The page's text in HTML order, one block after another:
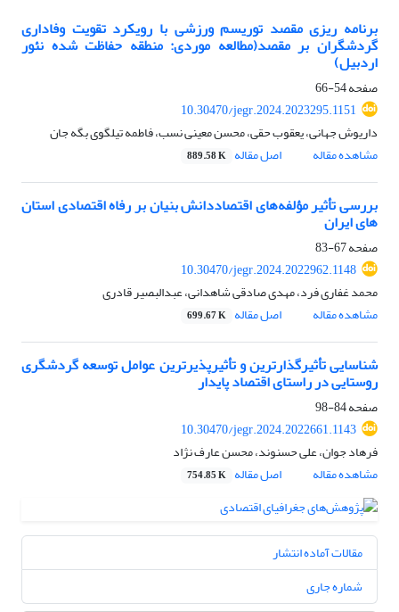
برنامه ریزی مقصد توریسم ورزشی با رویکرد تقویت وفاداری
گردشگران بر مقصد(مطالعه موردی: منطقه حفاظت شده نئور
اردبیل)
صفحه54-66
10.30470/jegr.2024.2023295.1151
داریوش جهانی، یعقوب حقی، محسن معینی نسب، فاطمه تیلگوی بگه جان
مشاهده مقاله
اصل مقاله 889.58 K
بررسی تأثیر مؤلفه‌های اقتصاددانش بنیان بر رفاه اقتصادی استان
های ایران
صفحه67-83
10.30470/jegr.2024.2022962.1148
محمد غفاری فرد، مهدی صادقی شاهدانی، عبدالبصیر قادری
مشاهده مقاله
اصل مقاله 699.67 K
شناسایی تأثیرگذارترین و تأثیرپذیرترین عوامل توسعه گردشگری
روستایی در راستای اقتصاد پایدار
صفحه84-98
10.30470/jegr.2024.2022661.1143
فرهاد جوان، علی حسنوند، محسن عارف نژاد
مشاهده مقاله
اصل مقاله 754.85 K
مقالات آماده انتشار
شماره جاری